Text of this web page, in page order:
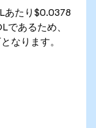
あたり$0.0378
であるため、
なります。